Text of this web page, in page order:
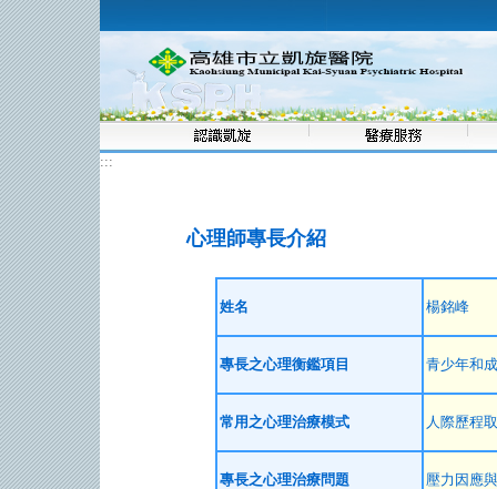
:::
心理師專長介紹
姓名 楊銘峰
專長之心理衡鑑項目 青少年和
常用之心理治療模式 人際歷程
專長之心理治療問題 壓力因應